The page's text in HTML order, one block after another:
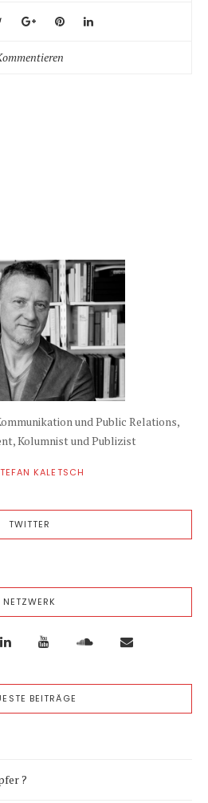
und Public Relations,
Kolumnist und Publizist
KALETSCH
TWITTER
NETZWERK
BEITRÄGE
?